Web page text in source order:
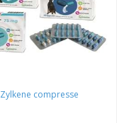
Zylkene compresse